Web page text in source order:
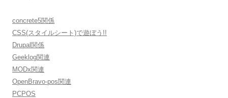
concrete5関係
CSS(スタイルシート)で遊ぼう!!
Drupal関係
Geeklog関連
MODx関連
OpenBravo-pos関連
PCPOS